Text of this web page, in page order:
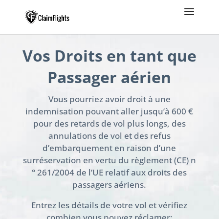
Vos Droits en tant que
Passager aérien
Vous pourriez avoir droit à une
indemnisation pouvant aller jusqu’à 600 €
pour des retards de vol plus longs, des
annulations de vol et des refus
d’embarquement en raison d’une
surréservation en vertu du règlement (CE) n
° 261/2004 de l’UE relatif aux droits des
passagers aériens.
Entrez les détails de votre vol et vérifiez